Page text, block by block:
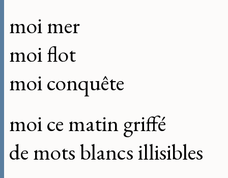
moi mer
moi flot
moi conquête
moi ce matin griffé
de mots blancs illisibles